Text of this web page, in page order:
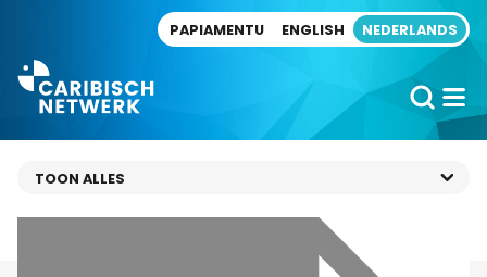
PAPIAMENTU ENGLISH NEDERLANDS